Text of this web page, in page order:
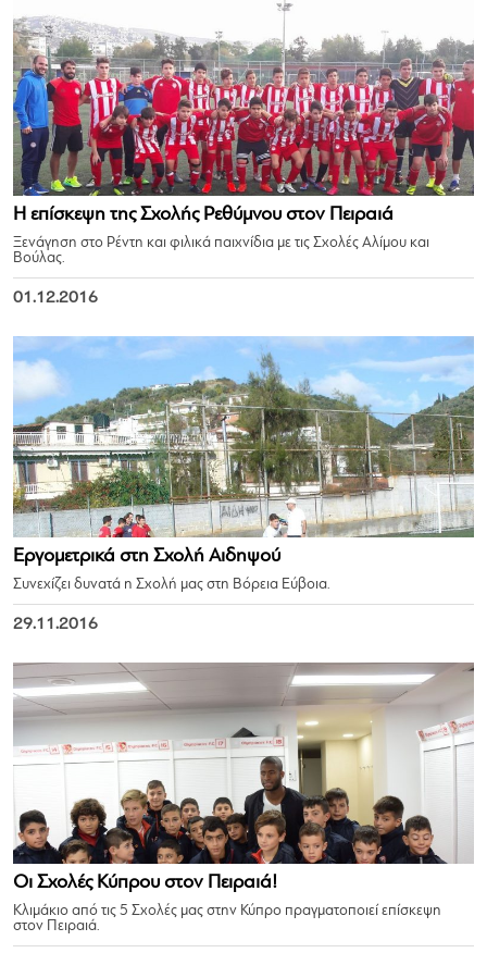
Η επίσκεψη της Σχολής Ρεθύμνου στον Πειραιά
Ξενάγηση στο Ρέντη και φιλικά παιχνίδια με τις Σχολές Αλίμου και
Βούλας.
01.12.2016
Εργομετρικά στη Σχολή Αιδηψού
Συνεχίζει δυνατά η Σχολή μας στη Βόρεια Εύβοια.
29.11.2016
Οι Σχολές Κύπρου στον Πειραιά!
Κλιμάκιο από τις 5 Σχολές μας στην Κύπρο πραγματοποιεί επίσκεψη
στον Πειραιά.